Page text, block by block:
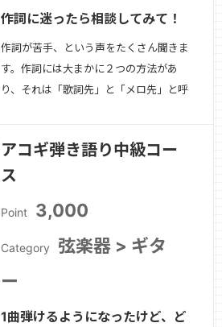
作詞に迷ったら相談してみて！
作詞が苦手、という声をたくさん聞きま
す。作詞には大まかに２つの方法があ
り、それは「歌詞先」と「メロ先」と呼
ているうちにテーマが見えてきたりしま
す。メロディが先の場合は、メロディか
っていることを…続きを見る »
アコギ弾き語り中級コー
ス
Point 3,000
Category
弦楽器 > ギタ
ー
1曲弾けるようになったけど、ど